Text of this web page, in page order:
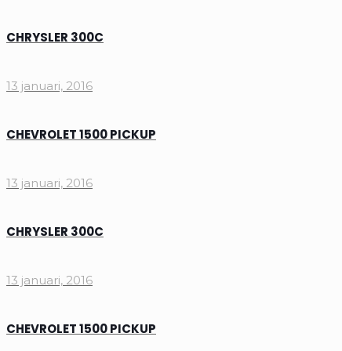
CHRYSLER 300C
13 januari, 2016
CHEVROLET 1500 PICKUP
13 januari, 2016
CHRYSLER 300C
13 januari, 2016
CHEVROLET 1500 PICKUP